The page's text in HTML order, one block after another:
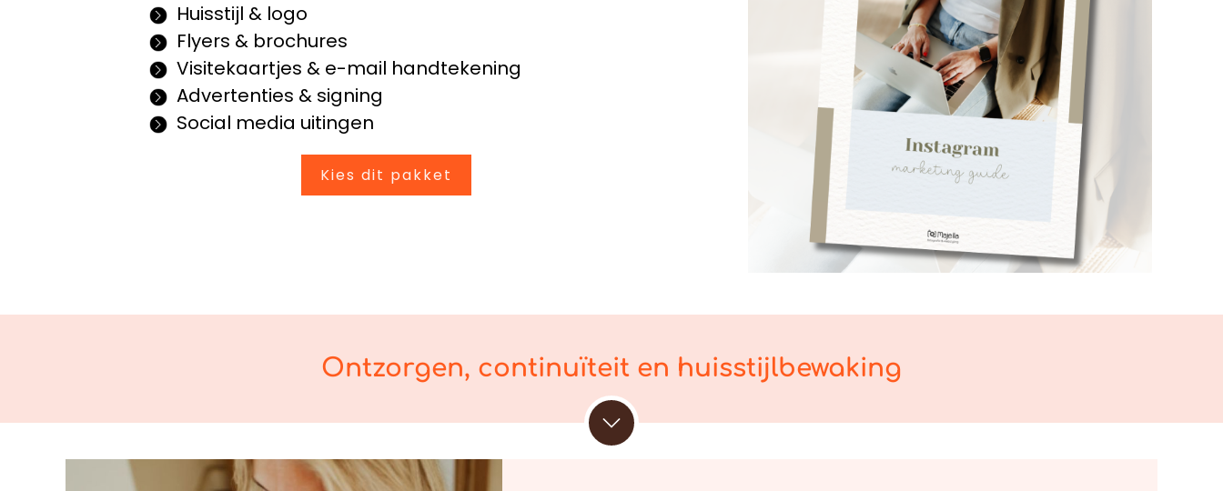
Huisstijl & logo
Flyers & brochures
Visitekaartjes & e-mail handtekening
Advertenties & signing
Social media uitingen
Kies dit pakket
Ontzorgen, continuïteit en huisstijlbewaking